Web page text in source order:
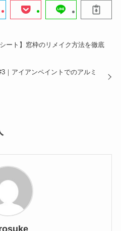
ート】窓枠のリメイク方法を徹底
｜アイアンペイントでのアルミ